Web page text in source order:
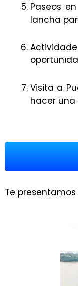
Paseos
lancha
Visita a
hacer una
Te presentamos